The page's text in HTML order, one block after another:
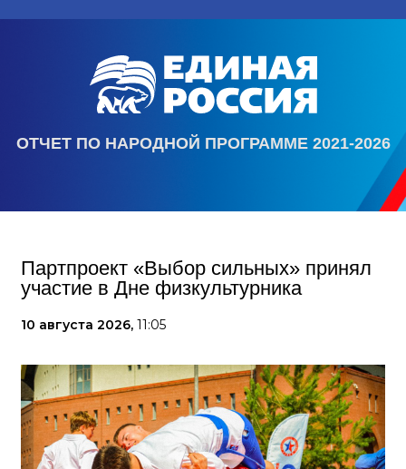
ОТЧЕТ ПО НАРОДНОЙ ПРОГРАММЕ 2021-2026
Партпроект «Выбор сильных» принял
участие в Дне физкультурника
10 августа 2026, 11:05